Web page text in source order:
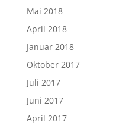
Mai 2018
April 2018
Januar 2018
Oktober 2017
Juli 2017
Juni 2017
April 2017